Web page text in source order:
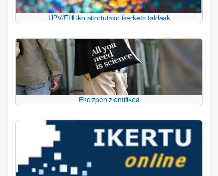
UPV/EHUko aitortutako ikerketa taldeak
Ekoizpen zientifikoa